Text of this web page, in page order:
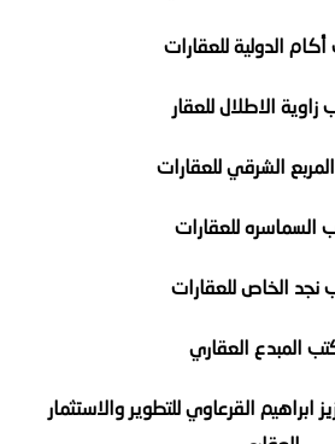
الدولية للعقارات
زاوية الاطلال للعقار
الشرقي للعقارات
السماسره للعقارات
نجد الخاص للعقارات
المبدع العقاري
ابراهيم القرعاوي للتطوير والاستثمار